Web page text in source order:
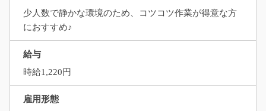
少人数で静かな環境のため、コツコツ作業が得意な方
におすすめ♪
給与
時給1,220円
雇用形態